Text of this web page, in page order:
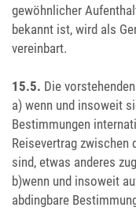
gewöhnlicher
bekannt ist, wird als
vereinbart.
15.5. Die
a) wenn und insoweit
Bestimmungen
Reisevertrag zwischen
sind, etwas anderes
b)wenn und insoweit
abdingbare